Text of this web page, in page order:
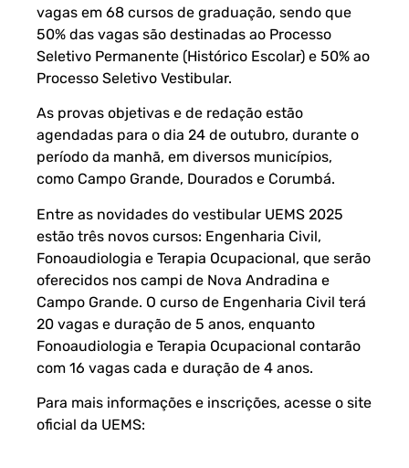
vagas em 68 cursos de graduação, sendo que
50% das vagas são destinadas ao Processo
Seletivo Permanente (Histórico Escolar) e 50% ao
Processo Seletivo Vestibular.
As provas objetivas e de redação estão
agendadas para o dia 24 de outubro, durante o
período da manhã, em diversos municípios,
como Campo Grande, Dourados e Corumbá.
Entre as novidades do vestibular UEMS 2025
estão três novos cursos: Engenharia Civil,
Fonoaudiologia e Terapia Ocupacional, que serão
oferecidos nos campi de Nova Andradina e
Campo Grande. O curso de Engenharia Civil terá
20 vagas e duração de 5 anos, enquanto
Fonoaudiologia e Terapia Ocupacional contarão
com 16 vagas cada e duração de 4 anos.
Para mais informações e inscrições, acesse o site
oficial da UEMS: